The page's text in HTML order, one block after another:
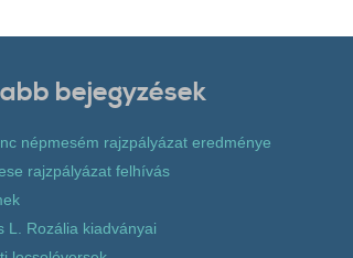
bejegyzések
népmesém rajzpályázat eredménye
rajzpályázat felhívás
L. Rozália kiadványai